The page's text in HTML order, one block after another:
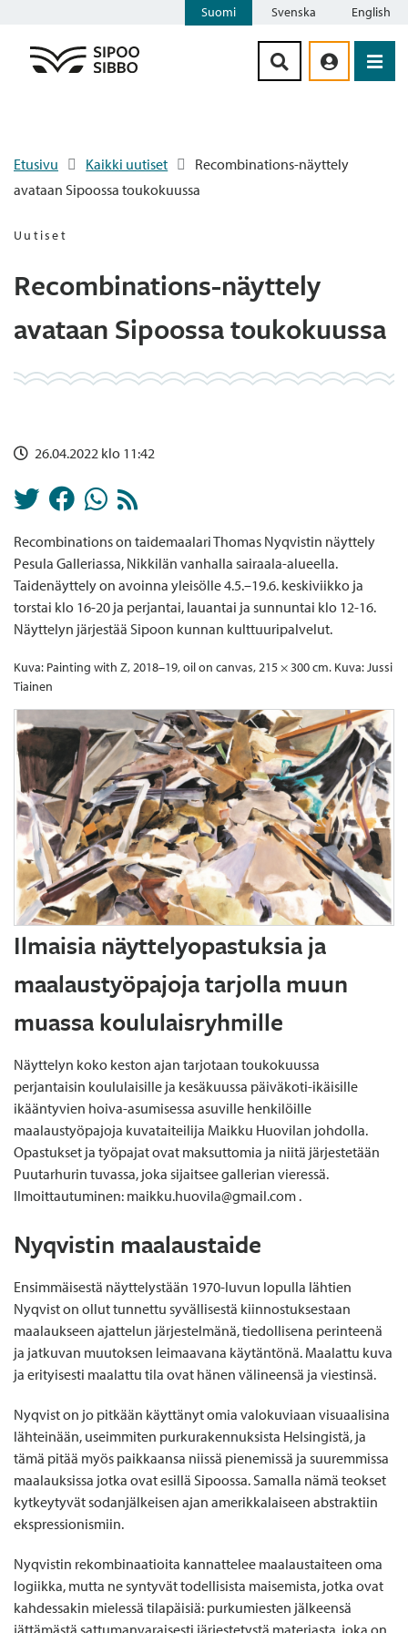
Suomi Svenska English
Etusivu Kaikki uutiset
Recombinations-näyttely
avataan Sipoossa toukokuussa
Uutiset
Recombinations-näyttely
avataan Sipoossa toukokuussa
26.04.2022 klo 11:42
Recombinations on taidemaalari Thomas Nyqvistin näyttely
Pesula Galleriassa, Nikkilän vanhalla sairaala-alueella.
Taidenäyttely on avoinna yleisölle 4.5.–19.6. keskiviikko ja
torstai klo 16-20 ja perjantai, lauantai ja sunnuntai klo 12-16.
Näyttelyn järjestää Sipoon kunnan kulttuuripalvelut.
Kuva: Painting with Z, 2018–19, oil on canvas, 215 × 300 cm. Kuva: Jussi
Tiainen
Ilmaisia näyttelyopastuksia ja
maalaustyöpajoja tarjolla muun
muassa koululaisryhmille
Näyttelyn koko keston ajan tarjotaan toukokuussa
perjantaisin koululaisille ja kesäkuussa päiväkoti-ikäisille
ikääntyvien hoiva-asumisessa asuville henkilöille
maalaustyöpajoja kuvataiteilija Maikku Huovilan johdolla.
Opastukset ja työpajat ovat maksuttomia ja niitä järjestetään
Puutarhurin tuvassa, joka sijaitsee gallerian vieressä.
Ilmoittautuminen: maikku.huovila@gmail.com .
Nyqvistin maalaustaide
Ensimmäisestä näyttelystään 1970-luvun lopulla lähtien
Nyqvist on ollut tunnettu syvällisestä kiinnostuksestaan
maalaukseen ajattelun järjestelmänä, tiedollisena perinteenä
ja jatkuvan muutoksen leimaavana käytäntönä. Maalattu kuva
ja erityisesti maalattu tila ovat hänen välineensä ja viestinsä.
Nyqvist on jo pitkään käyttänyt omia valokuviaan visuaalisina
lähteinään, useimmiten purkurakennuksista Helsingistä, ja
tämä pitää myös paikkaansa niissä pienemissä ja suuremmissa
maalauksissa jotka ovat esillä Sipoossa. Samalla nämä teokset
kytkeytyvät sodanjälkeisen ajan amerikkalaiseen abstraktiin
ekspressionismiin.
Nyqvistin rekombinaatioita kannattelee maalaustaiteen oma
logiikka, mutta ne syntyvät todellisista maisemista, jotka ovat
kahdessakin mielessä tilapäisiä: purkumiesten jälkeensä
jättämästä sattumanvaraisesti järjestetystä materiasta, joka on